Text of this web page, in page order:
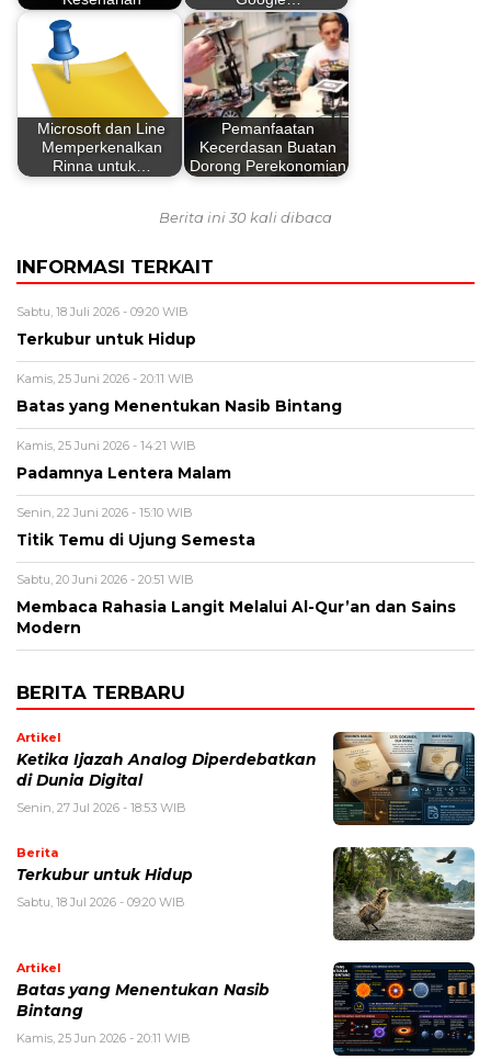
Microsoft dan Line
Memperkenalkan
Rinna untuk…
Pemanfaatan
Kecerdasan Buatan
Dorong Perekonomian
Berita ini 30 kali dibaca
INFORMASI TERKAIT
Sabtu, 18 Juli 2026 - 09:20 WIB
Terkubur untuk Hidup
Kamis, 25 Juni 2026 - 20:11 WIB
Batas yang Menentukan Nasib Bintang
Kamis, 25 Juni 2026 - 14:21 WIB
Padamnya Lentera Malam
Senin, 22 Juni 2026 - 15:10 WIB
Titik Temu di Ujung Semesta
Sabtu, 20 Juni 2026 - 20:51 WIB
Membaca Rahasia Langit Melalui Al-Qur’an dan Sains
Modern
BERITA TERBARU
Artikel
Ketika Ijazah Analog Diperdebatkan
di Dunia Digital
Senin, 27 Jul 2026 - 18:53 WIB
Berita
Terkubur untuk Hidup
Sabtu, 18 Jul 2026 - 09:20 WIB
Artikel
Batas yang Menentukan Nasib
Bintang
Kamis, 25 Jun 2026 - 20:11 WIB